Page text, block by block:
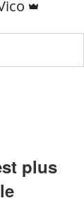
plus